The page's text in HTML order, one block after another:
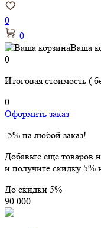
0
0
Ваша
0
Итоговая стоимость (
0
Оформить заказ
-5% на любой заказ!
Добавьте еще товаров
и получите скидку 5%
До скидки 5%
90 000